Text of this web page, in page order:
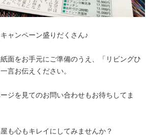
ャンペーン盛りだくさん♪
面をお手元にご準備のうえ、「リビングひ
言お伝えください。
ジを見てのお問い合わせもお待ちしてま
も心もキレイにしてみませんか？